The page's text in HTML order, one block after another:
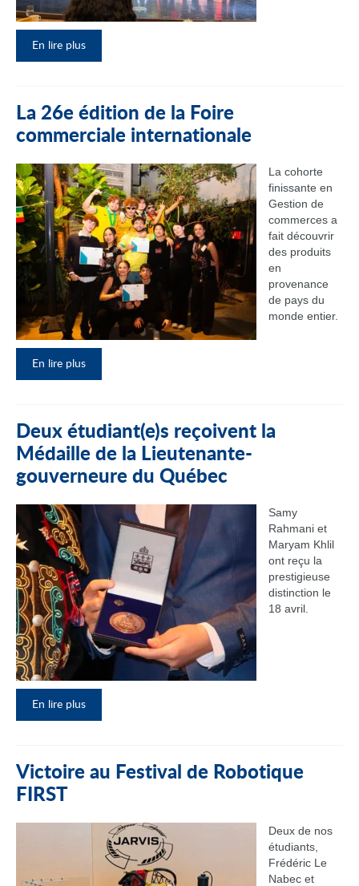
En lire plus
La 26e édition de la Foire
commerciale internationale
La cohorte
finissante en
Gestion de
commerces a
fait découvrir
des produits
en
provenance
de pays du
monde entier.
En lire plus
Deux étudiant(e)s reçoivent la
Médaille de la Lieutenante-
gouverneure du Québec
Samy
Rahmani et
Maryam Khlil
ont reçu la
prestigieuse
distinction le
18 avril.
En lire plus
Victoire au Festival de Robotique
FIRST
Deux de nos
étudiants,
Frédéric Le
Nabec et